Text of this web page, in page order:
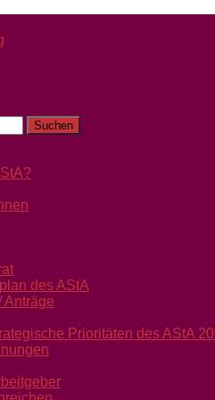
des AStA
Anträge
Prioritäten des AStA